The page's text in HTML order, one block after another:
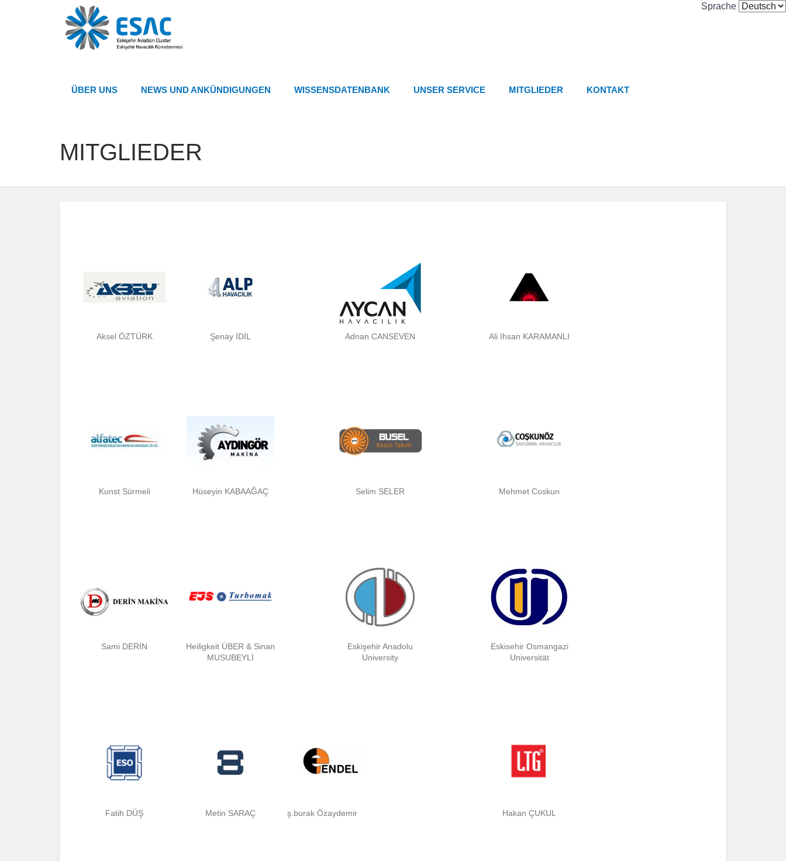
Sprache
ÜBER UNS NEWS UND ANKÜNDIGUNGEN WISSENSDATENBANK UNSER SERVICE MITGLIEDER KONTAKT
MITGLIEDER
Aksel ÖZTÜRK Şenay İDİL Adnan CANSEVEN Ali Ihsan KARAMANLI
Kunst Sürmeli Hüseyin KABAAĞAÇ Selim SELER Mehmet Coskun
Sami DERİN
Heiligkeit ÜBER & Sinan
MUSUBEYLİ
Eskişehir Anadolu
University
Eskisehir Osmangazi
Universität
Fatih DÜŞ Metin SARAÇ ş.burak Özaydemir Hakan ÇUKUL